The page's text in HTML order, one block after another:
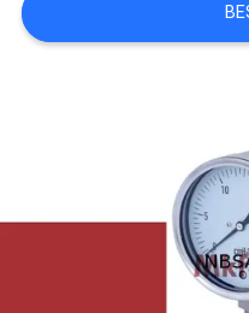
FORDERN
SITEMAP